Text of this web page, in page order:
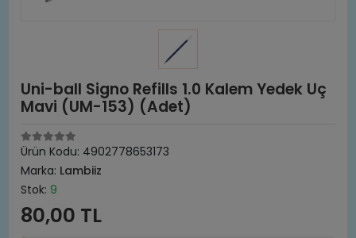
Uni-ball Signo Refills 1.0 Kalem Yedek Uç
Mavi (UM-153) (Adet)
Ürün Kodu: 4902778653173
Marka: Lambiiz
Stok: 9
80,00 TL